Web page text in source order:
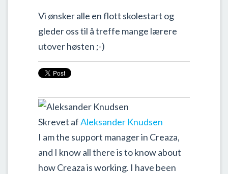
Vi ønsker alle en flott skolestart og
gleder oss til å treffe mange lærere
utover høsten ;-)
Skrevet afAleksander Knudsen
I am the support manager in Creaza,
and I know all there is to know about
how Creaza is working. I have been